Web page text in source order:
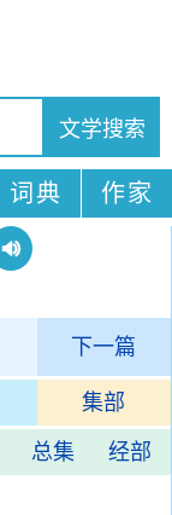
词典 作家
下一篇
集部
总集 经部